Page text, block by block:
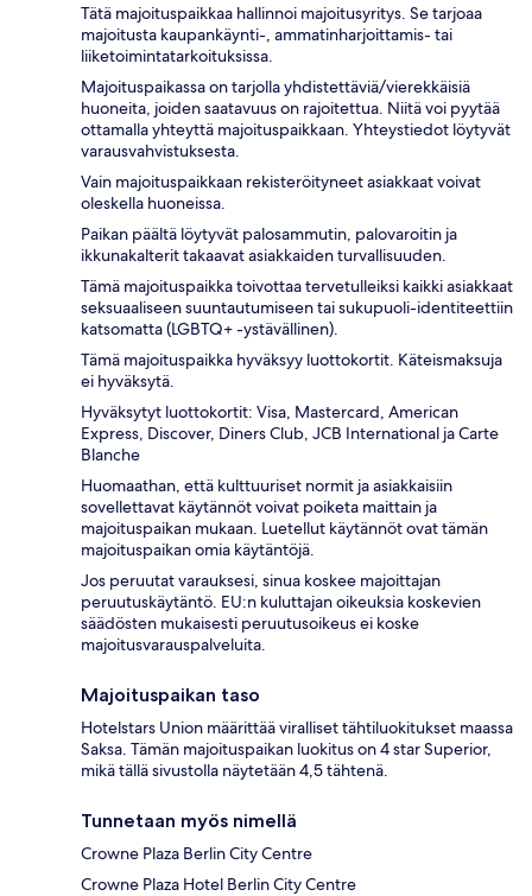
Tätä majoituspaikkaa hallinnoi majoitusyritys. Se tarjoaa
majoitusta kaupankäynti-, ammatinharjoittamis- tai
liiketoimintatarkoituksissa.
Majoituspaikassa on tarjolla yhdistettäviä/vierekkäisiä
huoneita, joiden saatavuus on rajoitettua. Niitä voi pyytää
ottamalla yhteyttä majoituspaikkaan. Yhteystiedot löytyvät
varausvahvistuksesta.
Vain majoituspaikkaan rekisteröityneet asiakkaat voivat
oleskella huoneissa.
Paikan päältä löytyvät palosammutin, palovaroitin ja
ikkunakalterit takaavat asiakkaiden turvallisuuden.
Tämä majoituspaikka toivottaa tervetulleiksi kaikki asiakkaat
seksuaaliseen suuntautumiseen tai sukupuoli-identiteettiin
katsomatta (LGBTQ+ -ystävällinen).
Tämä majoituspaikka hyväksyy luottokortit. Käteismaksuja
ei hyväksytä.
Hyväksytyt luottokortit: Visa, Mastercard, American
Express, Discover, Diners Club, JCB International ja Carte
Blanche
Huomaathan, että kulttuuriset normit ja asiakkaisiin
sovellettavat käytännöt voivat poiketa maittain ja
majoituspaikan mukaan. Luetellut käytännöt ovat tämän
majoituspaikan omia käytäntöjä.
Jos peruutat varauksesi, sinua koskee majoittajan
peruutuskäytäntö. EU:n kuluttajan oikeuksia koskevien
säädösten mukaisesti peruutusoikeus ei koske
majoitusvarauspalveluita.
Majoituspaikan taso
Hotelstars Union määrittää viralliset tähtiluokitukset maassa
Saksa. Tämän majoituspaikan luokitus on 4 star Superior,
mikä tällä sivustolla näytetään 4,5 tähtenä.
Tunnetaan myös nimellä
Crowne Plaza Berlin City Centre
Crowne Plaza Hotel Berlin City Centre